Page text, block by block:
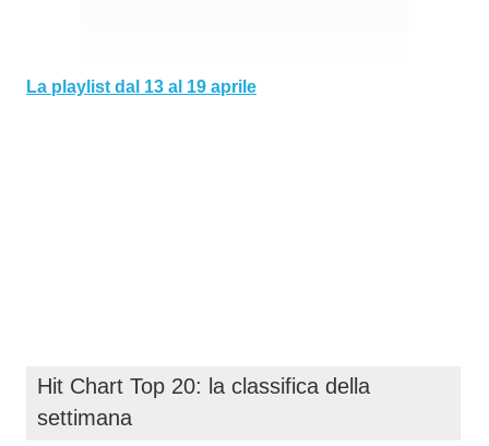
La playlist dal 13 al 19 aprile
Hit Chart Top 20: la classifica della
settimana